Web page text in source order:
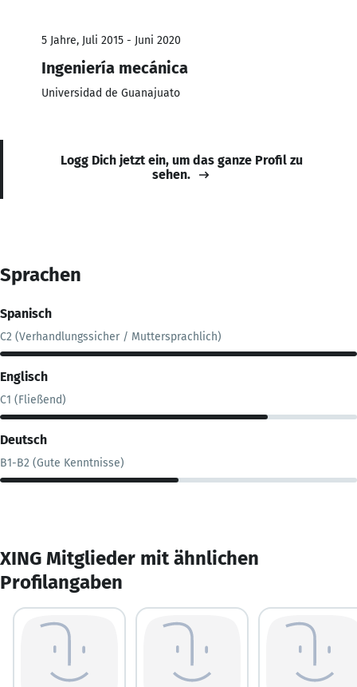
5 Jahre, Juli 2015 - Juni 2020
Ingeniería mecánica
Universidad de Guanajuato
Logg Dich jetzt ein, um das ganze Profil zu
sehen.
Sprachen
Spanisch
C2 (Verhandlungssicher / Muttersprachlich)
Englisch
C1 (Fließend)
Deutsch
B1-B2 (Gute Kenntnisse)
XING Mitglieder mit ähnlichen
Profilangaben